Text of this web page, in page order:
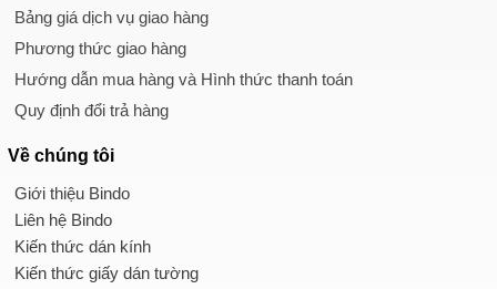
Bảng giá dịch vụ giao hàng
Phương thức giao hàng
Hướng dẫn mua hàng và Hình thức thanh toán
Quy định đổi trả hàng
Về chúng tôi
Giới thiệu Bindo
Liên hệ Bindo
Kiến thức dán kính
Kiến thức giấy dán tường